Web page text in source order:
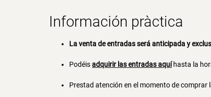
Información pràctica
La venta de entradas será anticipada y
Podéisadquirir las entradas aquíhasta la
Prestad atención en el momento de comprar